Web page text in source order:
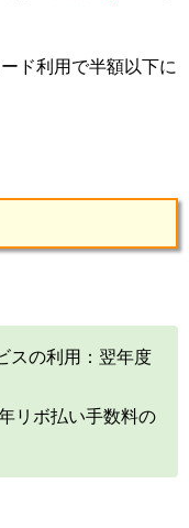
ド利用で半額以下に
スの利用：翌年度
リボ払い手数料の